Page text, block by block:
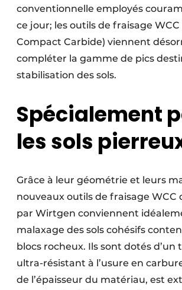
Façades
Géotextiles
Infrastructures souterraines et
Rénovation
Sécurité incendie
Techniques ferroviaires
Travaux ferroviaires
conventionnelle employés
ce jour; les outils de fraisage
Compact Carbide) viennent
compléter la gamme de pics
stabilisation des sols.
Spécialement
les sols
Grâce à leur géométrie et leurs
nouveaux outils de fraisage WCC
par Wirtgen conviennent
malaxage des sols cohésifs
blocs rocheux. Ils sont dotés d’un
ultra-résistant à l’usure en
de l’épaisseur du matériau, est